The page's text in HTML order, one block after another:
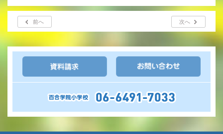
前へ 次へ
保護者の声・入試関連よくある質問
いじめ防止基本方針
安全・防災教育
警報などの対応